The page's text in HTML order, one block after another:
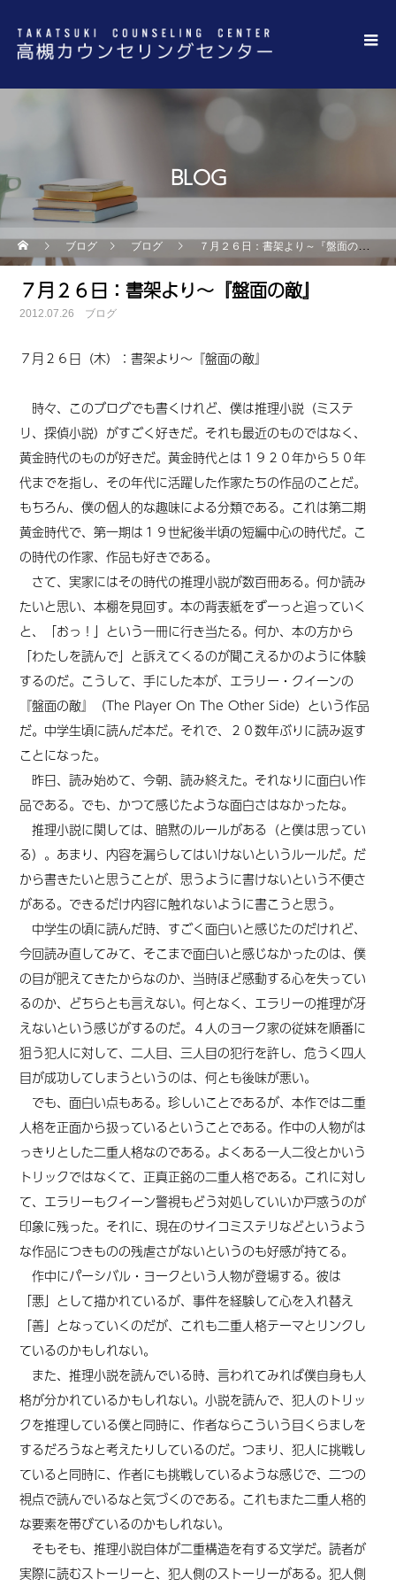
BLOG
ブログ ブログ ７月２６日：書架より～『盤面の敵』
７月２６日：書架より～『盤面の敵』
2012.07.26 ブログ
７月２６日（木） ：書架より～『盤面の敵』
時々、このブログでも書くけれど、僕は推理小説（ミステ
リ、探偵小説）がすごく好きだ。それも最近のものではなく、
黄金時代のものが好きだ。黄金時代とは１９２０年から５０年
代までを指し、その年代に活躍した作家たちの作品のことだ。
もちろん、僕の個人的な趣味による分類である。これは第二期
黄金時代で、第一期は１９世紀後半頃の短編中心の時代だ。こ
の時代の作家、作品も好きである。
さて、実家にはその時代の推理小説が数百冊ある。何か読み
たいと思い、本棚を見回す。本の背表紙をずーっと追っていく
と、「おっ！」という一冊に行き当たる。何か、本の方から
「わたしを読んで」と訴えてくるのが聞こえるかのように体験
するのだ。こうして、手にした本が、エラリー・クイーンの
『盤面の敵』（The Player On The Other Side）という作品
だ。中学生頃に読んだ本だ。それで、２０数年ぶりに読み返す
ことになった。
昨日、読み始めて、今朝、読み終えた。それなりに面白い作
品である。でも、かつて感じたような面白さはなかったな。
推理小説に関しては、暗黙のルールがある（と僕は思ってい
る）。あまり、内容を漏らしてはいけないというルールだ。だ
から書きたいと思うことが、思うように書けないという不便さ
がある。できるだけ内容に触れないように書こうと思う。
中学生の頃に読んだ時、すごく面白いと感じたのだけれど、
今回読み直してみて、そこまで面白いと感じなかったのは、僕
の目が肥えてきたからなのか、当時ほど感動する心を失ってい
るのか、どちらとも言えない。何となく、エラリーの推理が冴
えないという感じがするのだ。４人のヨーク家の従妹を順番に
狙う犯人に対して、二人目、三人目の犯行を許し、危うく四人
目が成功してしまうというのは、何とも後味が悪い。
でも、面白い点もある。珍しいことであるが、本作では二重
人格を正面から扱っているということである。作中の人物がは
っきりとした二重人格なのである。よくある一人二役とかいう
トリックではなくて、正真正銘の二重人格である。これに対し
て、エラリーもクイーン警視もどう対処していいか戸惑うのが
印象に残った。それに、現在のサイコミステリなどというよう
な作品につきものの残虐さがないというのも好感が持てる。
作中にパーシバル・ヨークという人物が登場する。彼は
「悪」として描かれているが、事件を経験して心を入れ替え
「善」となっていくのだが、これも二重人格テーマとリンクし
ているのかもしれない。
また、推理小説を読んでいる時、言われてみれば僕自身も人
格が分かれているかもしれない。小説を読んで、犯人のトリッ
クを推理している僕と同時に、作者ならこういう目くらましを
するだろうなと考えたりしているのだ。つまり、犯人に挑戦し
ていると同時に、作者にも挑戦しているような感じで、二つの
視点で読んでいるなと気づくのである。これもまた二重人格的
な要素を帯びているのかもしれない。
そもそも、推理小説自体が二重構造を有する文学だ。読者が
実際に読むストーリーと、犯人側のストーリーがある。犯人側